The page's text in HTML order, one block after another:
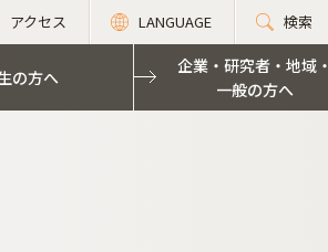
アクセス LANGUAGE 検索
の方へ
企業・研究者・地域・
一般の方へ